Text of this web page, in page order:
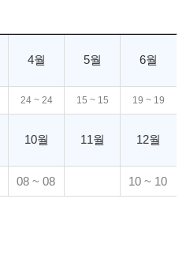
4월 5월 6월
24 ~ 24 15 ~ 15 19 ~ 19
10월 11월 12월
08 ~ 08 10 ~ 10